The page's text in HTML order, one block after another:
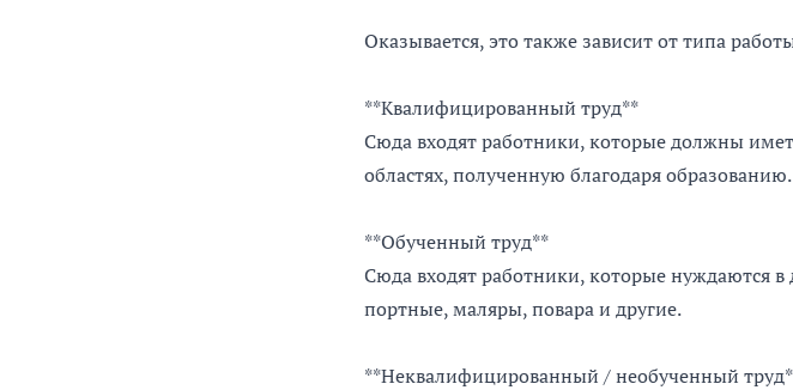
Оказывается, это также зависит от типа
**Квалифицированный труд**
Сюда входят работники, которые должны
областях, полученную благодаря
**Обученный труд**
Сюда входят работники, которые нуждаются
портные, маляры, повара и другие.
**Неквалифицированный / необученный